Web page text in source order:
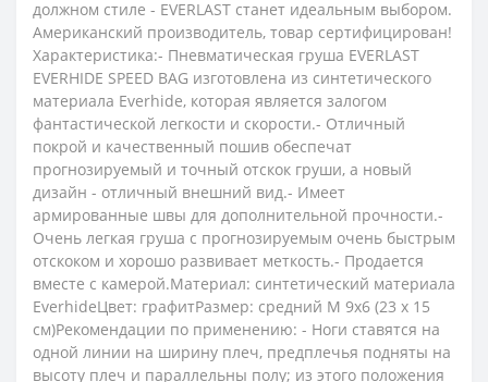
должном стиле - EVERLAST станет идеальным выбором.
Американский производитель, товар сертифицирован!
Характеристика:- Пневматическая груша EVERLAST
EVERHIDE SPEED BAG изготовлена из синтетического
материала Everhide, которая является залогом
фантастической легкости и скорости.- Отличный
покрой и качественный пошив обеспечат
прогнозируемый и точный отскок груши, а новый
дизайн - отличный внешний вид.- Имеет
армированные швы для дополнительной прочности.-
Очень легкая груша с прогнозируемым очень быстрым
отскоком и хорошо развивает меткость.- Продается
вместе с камерой.Материал: синтетический материала
EverhideЦвет: графитРазмер: средний М 9х6 (23 х 15
см)Рекомендации по применению: - Ноги ставятся на
одной линии на ширину плеч, предплечья подняты на
высоту плеч и параллельны полу; из этого положения